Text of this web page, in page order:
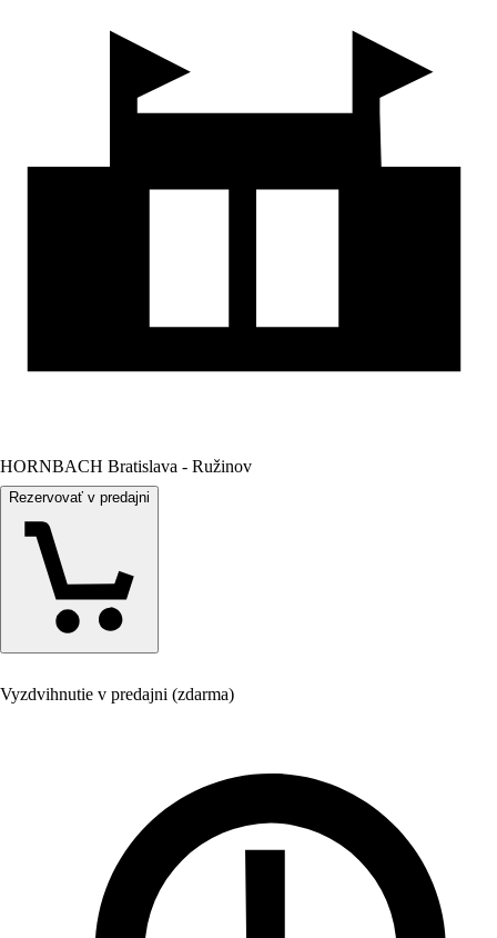
HORNBACH Bratislava - Ružinov
Rezervovať v predajni
Vyzdvihnutie v predajni (zdarma)